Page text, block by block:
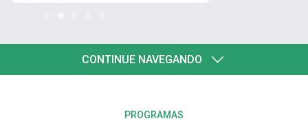
CONTINUE NAVEGANDO
PROGRAMAS